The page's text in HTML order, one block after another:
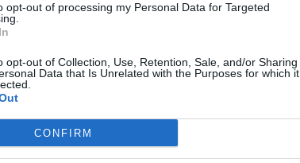
opt-out of processing my Personal Data for Targeted
opt-out of Collection, Use, Retention, Sale, and/or Sharing
Data that Is Unrelated with the Purposes for which it
CONFIRM
autó Kia Kia EV1